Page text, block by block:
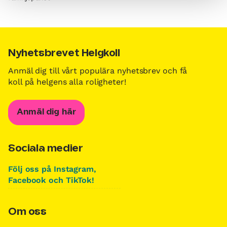
Nyhetsbrevet Helgkoll
Anmäl dig till vårt populära nyhetsbrev och få
koll på helgens alla roligheter!
Anmäl dig här
Sociala medier
Följ oss på Instagram,
Facebook och TikTok!
Om oss